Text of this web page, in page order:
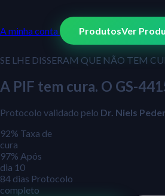
A minha conta ProdutosVer
SE LHE DISSERAM QUE NÃO TEM
A PIF tem cura. O GS-
Protocolo validado pelo Dr. Niels
92% Taxa de
cura
97% Após
dia 10
84 dias Protocolo
completo